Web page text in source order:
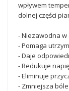
wpływem
dolnej części
- Niezawodna w
- Pomaga
- Daje
- Redukuje
- Eliminuje
- Zmniejsza